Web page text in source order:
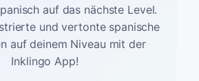
auf das nächste Level.
und vertonte spanische
auf deinem Niveau mit der
Inklingo App!